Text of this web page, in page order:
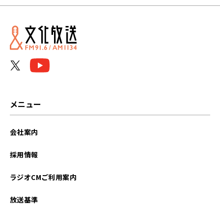
2022年11月
メニュー
会社案内
採用情報
ラジオCMご利用案内
放送基準